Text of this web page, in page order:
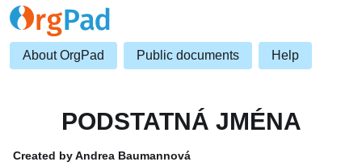
About OrgPad Public documents Help
PODSTATNÁ JMÉNA
Created by Andrea Baumannová